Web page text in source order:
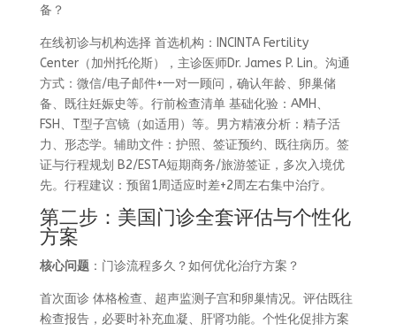
备？
在线初诊与机构选择 首选机构：INCINTA Fertility
Center（加州托伦斯），主诊医师Dr. James P. Lin。沟通
方式：微信/电子邮件+一对一顾问，确认年龄、卵巢储
备、既往妊娠史等。行前检查清单 基础化验：AMH、
FSH、T型子宫镜（如适用）等。男方精液分析：精子活
力、形态学。辅助文件：护照、签证预约、既往病历。签
证与行程规划 B2/ESTA短期商务/旅游签证，多次入境优
先。行程建议：预留1周适应时差+2周左右集中治疗。
第二步：美国门诊全套评估与个性化
方案
核心问题：门诊流程多久？如何优化治疗方案？
首次面诊 体格检查、超声监测子宫和卵巢情况。评估既往
检查报告，必要时补充血凝、肝肾功能。个性化促排方案